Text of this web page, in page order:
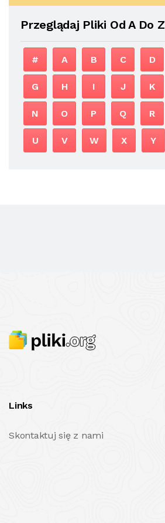
Przeglądaj Pliki Od A Do Z
# A B C D
G H I J K
N O P Q R
U V W X Y
Links
Skontaktuj się z nami